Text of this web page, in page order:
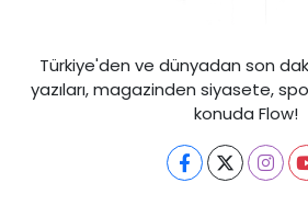
Türkiye'den ve dünyadan son
yazıları, magazinden siyasete,
konuda Flow!